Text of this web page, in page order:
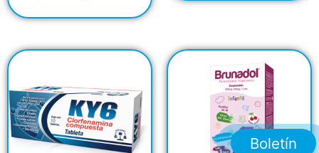
Boletín